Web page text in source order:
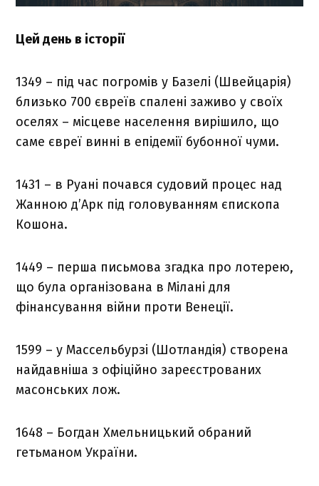
Цей день в історії
1349 – під час погромів у Базелі (Швейцарія)
близько 700 євреїв спалені заживо у своїх
оселях – місцеве населення вирішило, що
саме євреї винні в епідемії бубонної чуми.
1431 – в Руані почався судовий процес над
Жанною д’Арк під головуванням єпископа
Кошона.
1449 – перша письмова згадка про лотерею,
що була організована в Мілані для
фінансування війни проти Венеції.
1599 – у Массельбурзі (Шотландія) створена
найдавніша з офіційно зареєстрованих
масонських лож.
1648 – Богдан Хмельницький обраний
гетьманом України.